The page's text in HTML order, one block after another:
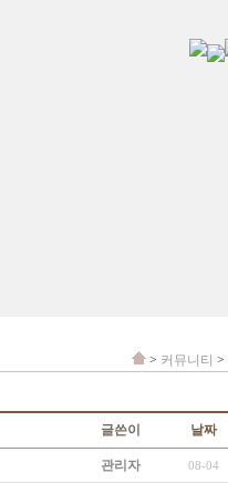
> 커뮤니티 >
글쓴이 날짜
관리자 08-04